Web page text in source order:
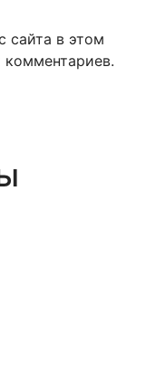
сайта в этом